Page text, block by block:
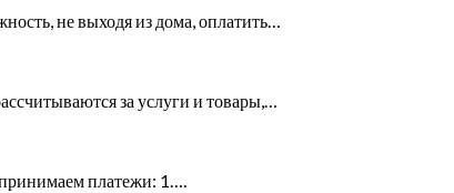
не выходя из дома, оплатить…
за услуги и товары,…
принимаем платежи: 1….